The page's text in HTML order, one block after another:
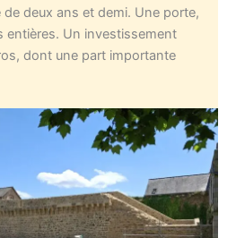
deux ans et demi. Une porte,
entières. Un investissement
dont une part importante